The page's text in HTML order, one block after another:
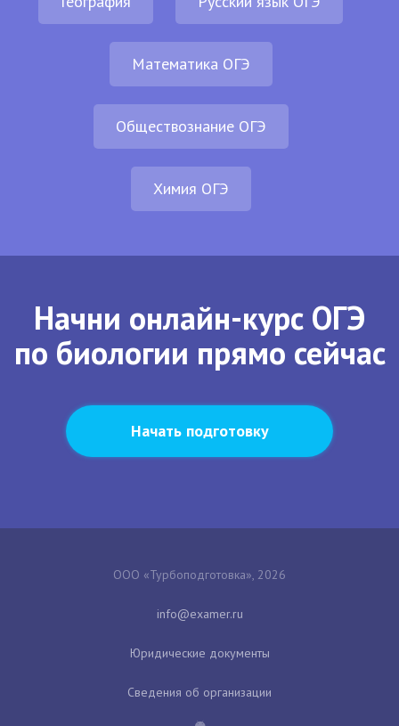
Математика ОГЭ
Обществознание ОГЭ
Химия ОГЭ
Начни онлайн-курс ОГЭ
по биологии прямо сейчас
Начать подготовку
ООО «Турбоподготовка», 2026
Юридические документы
Сведения об организации